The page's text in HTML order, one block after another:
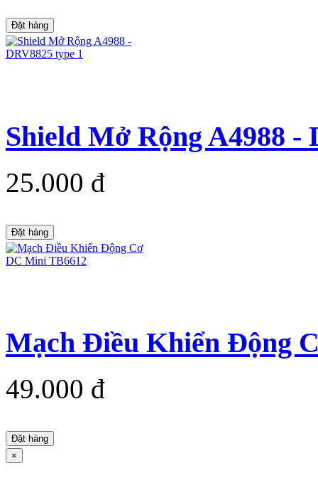
Đặt hàng
Shield Mở Rộng A4988 -
25.000 đ
Đặt hàng
Mạch Điều Khiển Động
49.000 đ
Đặt hàng
×